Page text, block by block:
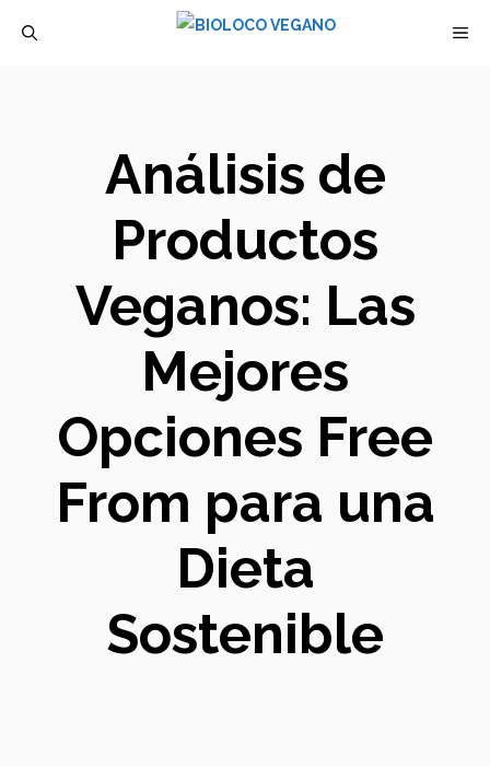
Análisis de
Productos
Veganos: Las
Mejores
Opciones Free
From para una
Dieta
Sostenible